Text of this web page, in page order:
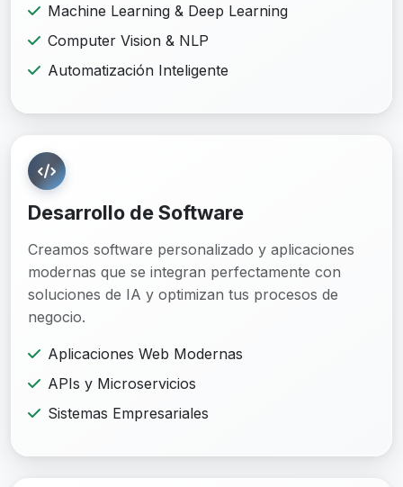
Machine Learning & Deep Learning
Computer Vision & NLP
Automatización Inteligente
Desarrollo de Software
Creamos software personalizado y aplicaciones
modernas que se integran perfectamente con
soluciones de IA y optimizan tus procesos de
negocio.
Aplicaciones Web Modernas
APIs y Microservicios
Sistemas Empresariales